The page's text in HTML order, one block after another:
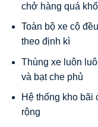
chở hàng quá
Toàn bộ xe cộ
theo định kì
Thùng xe luôn
và bạt che phủ
Hệ thống kho bãi
rộng